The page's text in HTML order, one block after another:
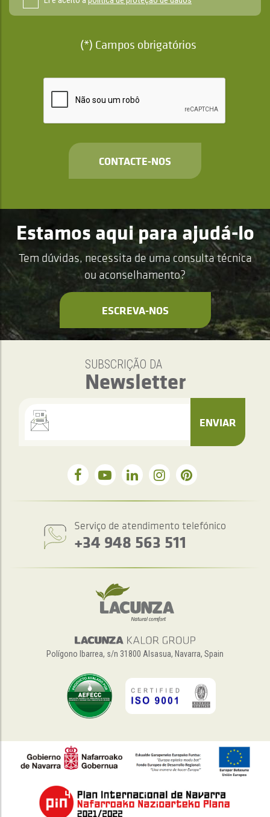
(*) Campos obrigatórios
CONTACTE-NOS
Estamos aqui para ajudá-lo
Tem dúvidas, necessita de uma consulta técnica
ou aconselhamento?
ESCREVA-NOS
SUBSCRIÇÃO DA
Newsletter
ENVIAR
Serviço de atendimento telefónico
+34 948 563 511
Polígono Ibarrea, s/n 31800 Alsasua, Navarra, Spain